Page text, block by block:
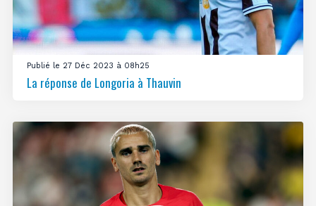
Publié le 27 Déc 2023 à 08h25
La réponse de Longoria à Thauvin